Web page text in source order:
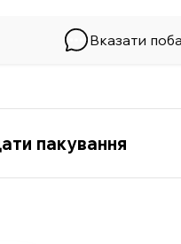
Вказати
пакування